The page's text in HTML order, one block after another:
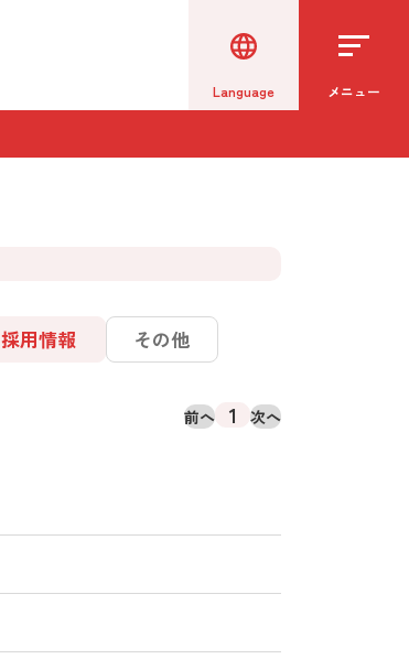
Language メニュー
採用情報 その他
前へ 1 次へ